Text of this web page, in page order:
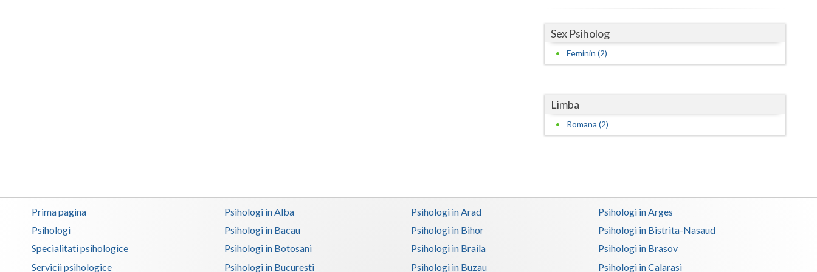
Satu-Mare
Sibiu
Teleorman
Vrancea
Sex Psiholog
Feminin (2)
Limba
Romana (2)
Prima pagina
Psihologi
Specialitati psihologice
Servicii psihologice
Psihologi in Alba Psihologi in Arad
Psihologi in Arges
Psihologi in Bacau
Psihologi in Bihor
Psihologi in Bistrita-Nasaud
Psihologi in Botosani
Psihologi in Braila
Psihologi in Brasov
Psihologi in Bucuresti
Psihologi in Buzau Psihologi in Calarasi